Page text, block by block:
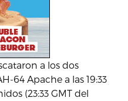
a los dos
64 Apache a las 19:33
(23:33 GMT del